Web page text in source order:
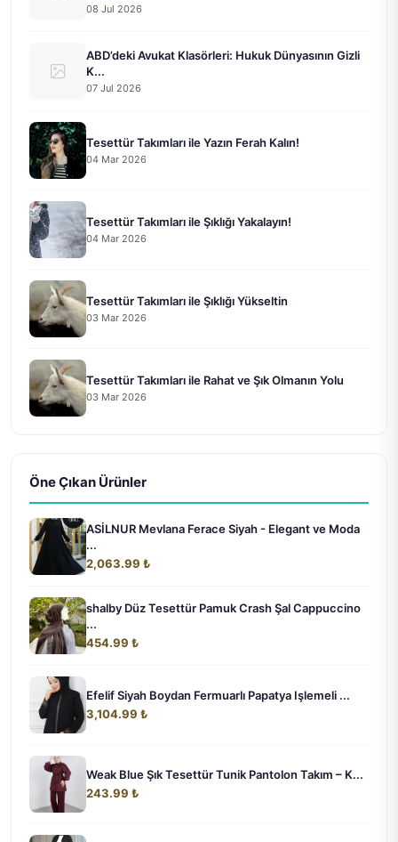
08 Jul 2026
ABD’deki Avukat Klasörleri: Hukuk Dünyasının Gizli
K...
07 Jul 2026
Tesettür Takımları ile Yazın Ferah Kalın!
04 Mar 2026
Tesettür Takımları ile Şıklığı Yakalayın!
04 Mar 2026
Tesettür Takımları ile Şıklığı Yükseltin
03 Mar 2026
Tesettür Takımları ile Rahat ve Şık Olmanın Yolu
03 Mar 2026
Öne Çıkan Ürünler
ASİLNUR Mevlana Ferace Siyah - Elegant ve Moda
...
2,063.99 ₺
shalby Düz Tesettür Pamuk Crash Şal Cappuccino
...
454.99 ₺
Efelif Siyah Boydan Fermuarlı Papatya Işlemeli ...
3,104.99 ₺
Weak Blue Şık Tesettür Tunik Pantolon Takım – K...
243.99 ₺